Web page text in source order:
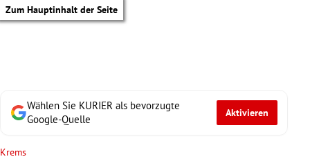
Zum Hauptinhalt der Seite
Wählen Sie KURIER als bevorzugte
Google-Quelle
Aktivieren
Krems